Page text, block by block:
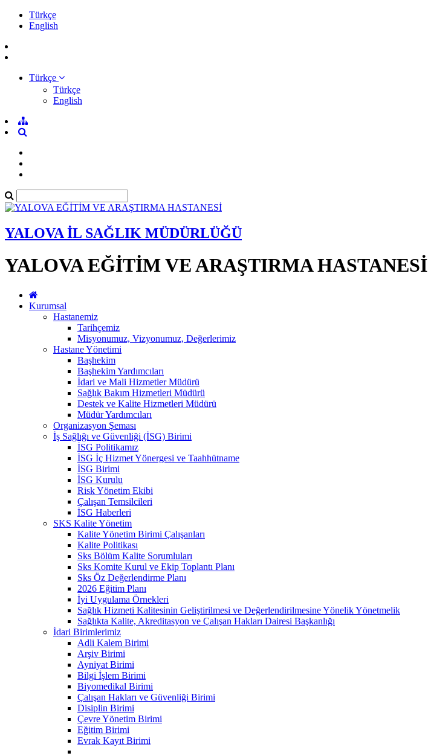
Türkçe
English
Türkçe
Türkçe
English
YALOVA İL SAĞLIK MÜDÜRLÜĞÜ
YALOVA EĞİTİM VE ARAŞTIRMA HASTANESİ
Kurumsal
Hastanemiz
Tarihçemiz
Misyonumuz, Vizyonumuz, Değerlerimiz
Hastane Yönetimi
Başhekim
Başhekim Yardımcıları
İdari ve Mali Hizmetler Müdürü
Sağlık Bakım Hizmetleri Müdürü
Destek ve Kalite Hizmetleri Müdürü
Müdür Yardımcıları
Organizasyon Şeması
İş Sağlığı ve Güvenliği (İSG) Birimi
İSG Politikamız
İSG İç Hizmet Yönergesi ve Taahhütname
İSG Birimi
İSG Kurulu
Risk Yönetim Ekibi
Çalışan Temsilcileri
İSG Haberleri
SKS Kalite Yönetim
Kalite Yönetim Birimi Çalışanları
Kalite Politikası
Sks Bölüm Kalite Sorumluları
Sks Komite Kurul ve Ekip Toplantı Planı
Sks Öz Değerlendirme Planı
2026 Eğitim Planı
İyi Uygulama Örnekleri
Sağlık Hizmeti Kalitesinin Geliştirilmesi ve Değerlendirilmesine Yönelik Yönetmelik
Sağlıkta Kalite, Akreditasyon ve Çalışan Hakları Dairesi Başkanlığı
İdari Birimlerimiz
Adli Kalem Birimi
Arşiv Birimi
Ayniyat Birimi
Bilgi İşlem Birimi
Biyomedikal Birimi
Çalışan Hakları ve Güvenliği Birimi
Disiplin Birimi
Çevre Yönetim Birimi
Eğitim Birimi
Evrak Kayıt Birimi